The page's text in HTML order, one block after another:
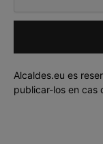
Alcaldes.eu es
publicar-los en cas